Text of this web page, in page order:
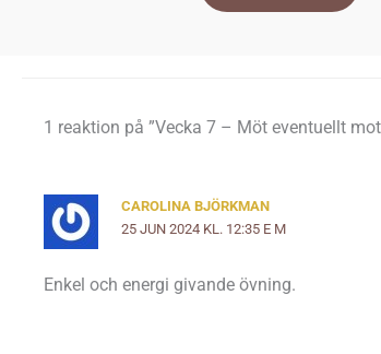
1 reaktion på ”Vecka 7 – Möt eventuellt
CAROLINA BJÖRKMAN
25 JUN 2024 KL. 12:35 E M
Enkel och energi givande övning.